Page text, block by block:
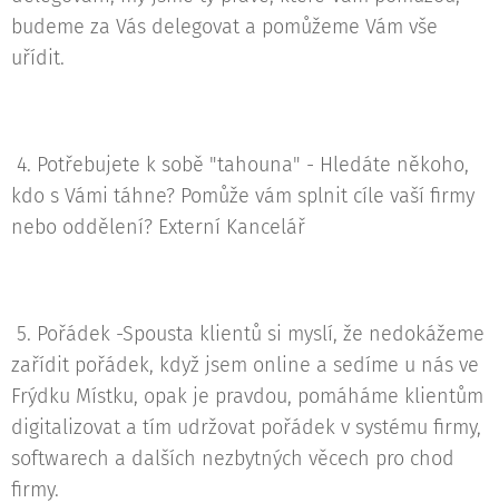
budeme za Vás delegovat a pomůžeme Vám vše
uřídit.
4. Potřebujete k sobě "tahouna" - Hledáte někoho,
kdo s Vámi táhne? Pomůže vám splnit cíle vaší firmy
nebo oddělení? Externí Kancelář
5. Pořádek -Spousta klientů si myslí, že nedokážeme
zařídit pořádek, když jsem online a sedíme u nás ve
Frýdku Místku, opak je pravdou, pomáháme klientům
digitalizovat a tím udržovat pořádek v systému firmy,
softwarech a dalších nezbytných věcech pro chod
firmy.